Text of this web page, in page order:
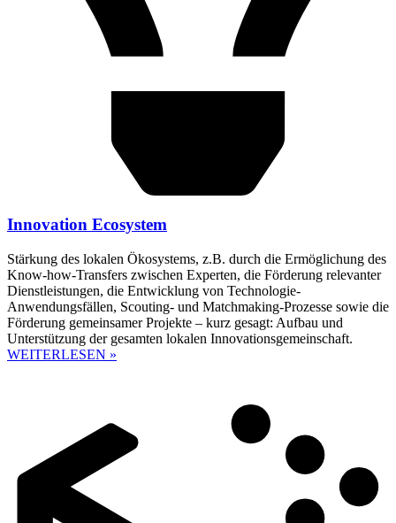
Innovation Ecosystem
Stärkung des lokalen Ökosystems, z.B. durch die Ermöglichung des
Know-how-Transfers zwischen Experten, die Förderung relevanter
Dienstleistungen, die Entwicklung von Technologie-
Anwendungsfällen, Scouting- und Matchmaking-Prozesse sowie die
Förderung gemeinsamer Projekte – kurz gesagt: Aufbau und
Unterstützung der gesamten lokalen Innovationsgemeinschaft.
WEITERLESEN »